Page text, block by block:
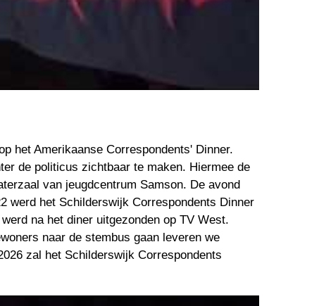
het Amerikaanse Correspondents' Dinner.
de politicus zichtbaar te maken. Hiermee de
van jeugdcentrum Samson. De avond
werd het Schilderswijk Correspondents Dinner
na het diner uitgezonden op TV West.
naar de stembus gaan leveren we
zal het Schilderswijk Correspondents